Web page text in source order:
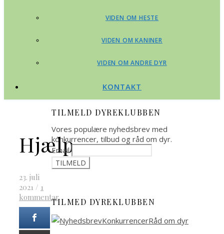
VIDEN OM HESTE
VIDEN OM KANINER
VIDEN OM ANDRE DYR
KONTAKT
Hjælp
23. juli
2021 / 1
kommentar
TILMELD DYREKLUBBEN
Vores populære nyhedsbrev med
konkurrencer, tilbud og råd om dyr.
Email
TILMED DYREKLUBBEN